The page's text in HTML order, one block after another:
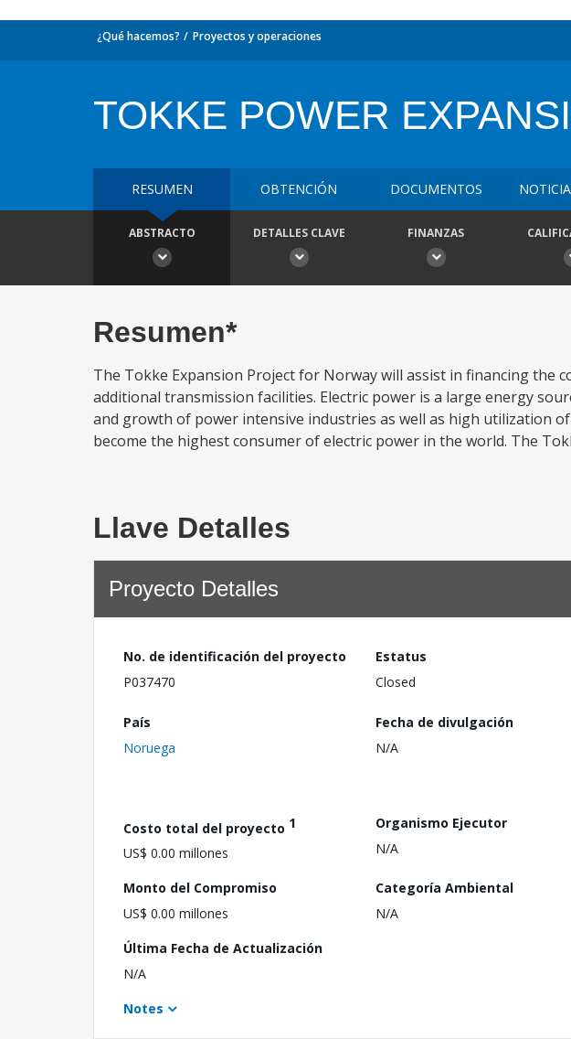
¿Qué hacemos? Proyectos y operaciones
TOKKE POWER
RESUMEN OBTENCIÓN DOCUMENTOS
ABSTRACTO DETALLES CLAVE FINANZAS
Resumen*
The Tokke Expansion Project for Norway will assist in financing the
additional transmission facilities. Electric power is a large energy
and growth of power intensive industries as well as high utilization
become the highest consumer of electric power in the world. The
Llave Detalles
Proyecto Detalles
No. de identificación del proyecto
P037470
Estatus
Closed
País
Noruega
Fecha de divulgación
N/A
Costo total del proyecto 1
US$ 0.00 millones
Organismo Ejecutor
N/A
Monto del Compromiso
US$ 0.00 millones
Categoría Ambiental
N/A
Última Fecha de Actualización
N/A
Notes